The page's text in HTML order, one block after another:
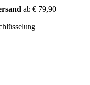
ab € 79,90